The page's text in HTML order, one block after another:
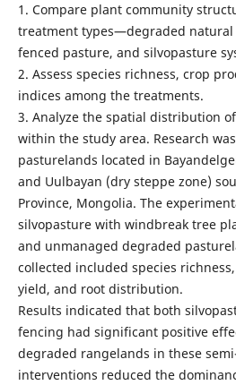
1. Compare plant community
treatment types—degraded
fenced pasture, and silvopasture
2. Assess species richness, crop
indices among the treatments.
3. Analyze the spatial distribution
within the study area. Research
pasturelands located in
and Uulbayan (dry steppe zone)
Province, Mongolia. The
silvopasture with windbreak tree
and unmanaged degraded
collected included species
yield, and root distribution.
Results indicated that both
fencing had significant positive
degraded rangelands in these
interventions reduced the